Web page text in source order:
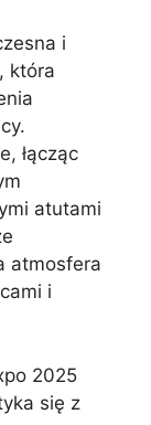
i
która
łącząc
atutami
atmosfera
i
2025
się z